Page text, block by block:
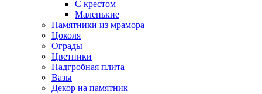
С крестом
Маленькие
Памятники из мрамора
Цоколя
Ограды
Цветники
Надгробная плита
Вазы
Декор на памятник